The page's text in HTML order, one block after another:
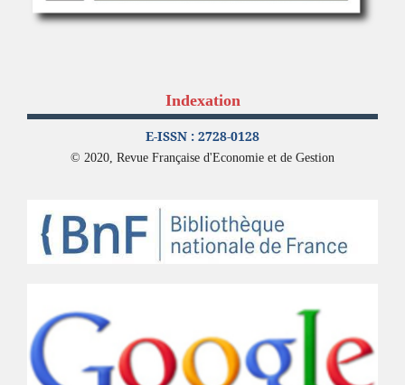
Indexation
E-ISSN : 2728-0128
© 2020, Revue Française d'Economie et de Gestion